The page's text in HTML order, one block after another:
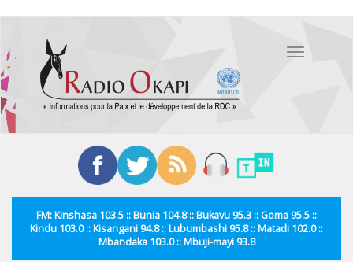
contenu
principal
Toggle
FM: Kinshasa 103.5 :: Bunia 104.8 :: Bukavu 95.3 :: Goma 95.5 ::
Kindu 103.0 :: Kisangani 94.8 :: Lubumbashi 95.8 :: Matadi 102.0 ::
Mbandaka 103.0 :: Mbuji-mayi 93.8